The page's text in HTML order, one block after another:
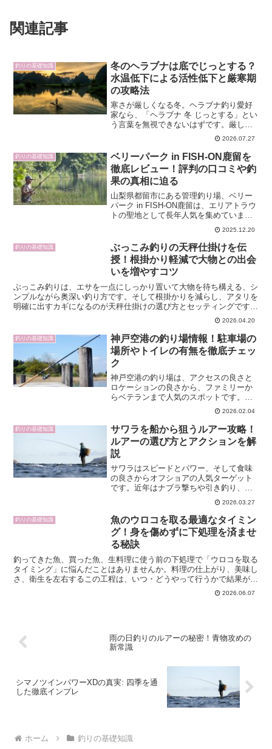
関連記事
釣りの基礎知識
冬のヘラブナは底でじっとする？
水温低下による活性低下と厳寒期
の攻略法
寒さが厳しくなる冬。ヘラブナ釣り愛好
家なら、「ヘラブナ 冬 じっとする」とい
う言葉を無視できないはずです。厳しい
寒さの中、水温がどのようにヘラブナの
動きに影響を与えるのか。魚は本当に底
でじっとしているのか。そして、その状
態でどのように釣果を...
2026.07.27
釣りの基礎知識
ベリーパーク in FISH-ON鹿留を
徹底レビュー！評判の口コミや釣
果の真相に迫る
山梨県都留市にある管理釣り場、ベリー
パーク in FISH-ON鹿留は、エリアトラウ
トの聖地として長年人気を集めていま
す。大物狙いの中上級者から、家族連れ
やカップルまで幅広い層が訪れ、ネット
上にも多くのレビューや口コミが投稿さ
れています。本...
2025.12.20
釣りの基礎知識
ぶっこみ釣りの天秤仕掛けを伝
授！根掛かり軽減で大物との出会
いを増やすコツ
ぶっこみ釣りは、エサを一点にしっかり置いて大物を待ち構える、シ
ンプルながら奥深い釣り方です。そして根掛かりを減らし、アタリを
明確に出すカギになるのが天秤仕掛けの選び方とセッティングです。
本記事では、基本構造から最新の天秤タイプの特徴、ターゲ...2026.04.20
釣りの基礎知識
神戸空港の釣り場情報！駐車場の
場所やトイレの有無を徹底チェッ
ク
神戸空港の釣り場は、アクセスの良さと
ロケーションの良さから、ファミリーか
らベテランまで人気のスポットです。一
方で、空港島という特殊な立地のため、
駐車場の位置や料金、トイレの場所、安
全に釣りができるエリアなどを事前に押
さえておかないと、現地で...
2026.02.04
釣りの基礎知識
サワラを船から狙うルアー攻略！
ルアーの選び方とアクションを解
説
サワラはスピードとパワー、そして食味
の良さからオフショアの人気ターゲット
です。近年はナブラ撃ちや引き釣り、ジ
ギングなど、ルアーを使った船からのゲ
ーム性の高い釣り方が確立され、専用タ
ックルやルアーも増えています。この記
事では、サワラを船からル...
2026.03.27
釣りの基礎知識
魚のウロコを取る最適なタイミン
グ！身を傷めずに下処理を済ませ
る秘訣
釣ってきた魚、買った魚、生料理に使う前の下処理で「ウロコを取る
タイミング」に悩んだことはありませんか。料理の仕上がり、美味し
さ、衛生を左右するこの工程は、いつ・どうやって行うかで結果が大
きく変わります。この記事では魚を傷めず、効率よくウロコ...2026.06.07
雨の日釣りのルアーの秘密！青物攻めの
新常識
シマノツインパワーXDの真実: 四季を通
した徹底インプレ
ホーム 釣りの基礎知識